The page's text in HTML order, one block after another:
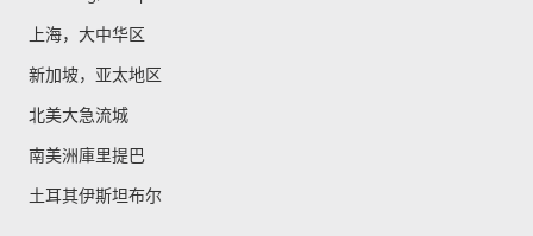
上海，大中华区
新加坡，亚太地区
北美大急流城
南美洲庫里提巴
土耳其伊斯坦布尔